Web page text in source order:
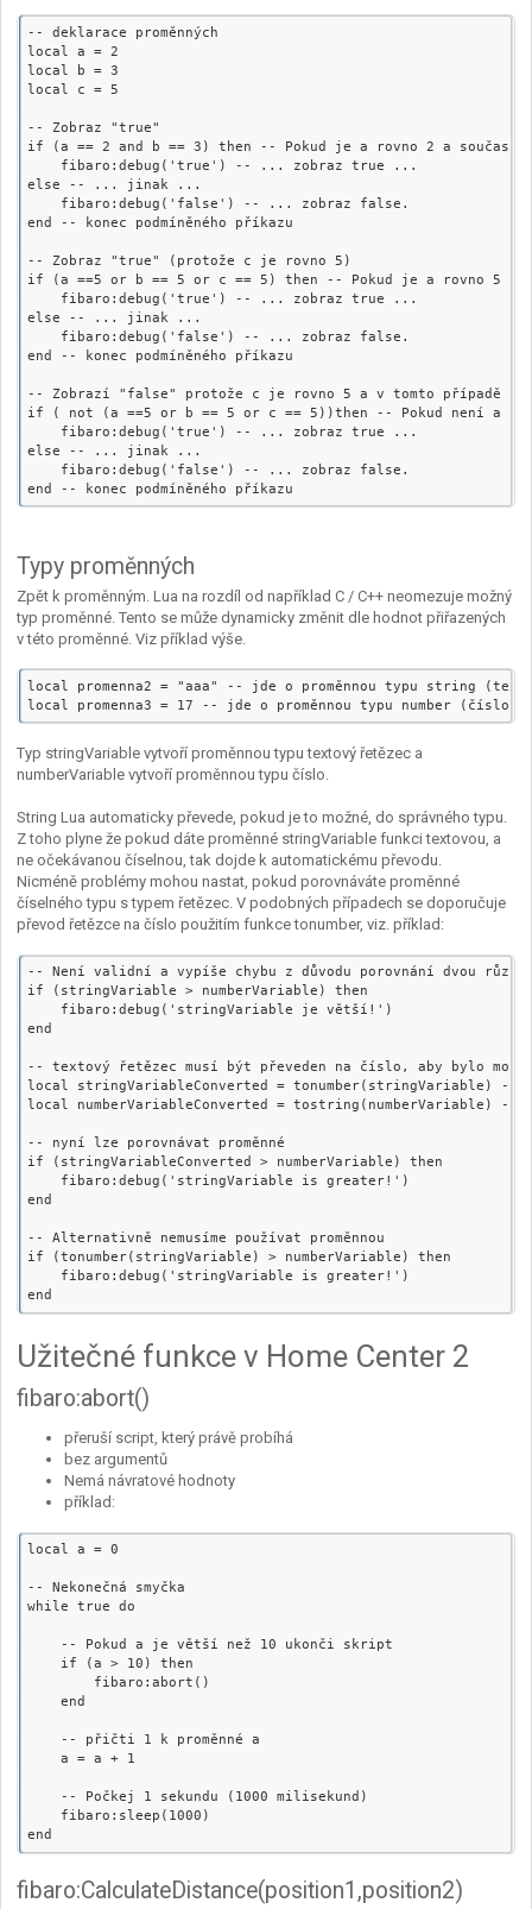
-- deklarace proměnných
local a = 2
local b = 3
local c = 5
-- Zobraz "true"
if (a == 2 and b == 3) then -- Pokud je a rovno 2 a
    fibaro:debug('true') -- ... zobraz true ...
else -- ... jinak ...
    fibaro:debug('false') -- ... zobraz false.
end -- konec podmíněného příkazu
-- Zobraz "true" (protože c je rovno 5)
if (a ==5 or b == 5 or c == 5) then -- Pokud je a rovno 5
    fibaro:debug('true') -- ... zobraz true ...
else -- ... jinak ...
    fibaro:debug('false') -- ... zobraz false.
end -- konec podmíněného příkazu
-- Zobrazí "false" protože c je rovno 5 a v tomto případě
if ( not (a ==5 or b == 5 or c == 5))then -- Pokud není a
    fibaro:debug('true') -- ... zobraz true ...
else -- ... jinak ...
    fibaro:debug('false') -- ... zobraz false.
Typy proměnných
Zpět k proměnným. Lua na rozdíl od například C / C++ neomezuje možný
typ proměnné. Tento se může dynamicky změnit dle hodnot přiřazených
v této proměnné. Viz příklad výše.
local promenna2 = "aaa" -- jde o proměnnou typu string
Typ stringVariable vytvoří proměnnou typu textový řetězec a
numberVariable vytvoří proměnnou typu číslo.
String Lua automaticky převede, pokud je to možné, do správného typu.
Z toho plyne že pokud dáte proměnné stringVariable funkci textovou, a
ne očekávanou číselnou, tak dojde k automatickému převodu.
Nicméně problémy mohou nastat, pokud porovnáváte proměnné
číselného typu s typem řetězec. V podobných případech se doporučuje
převod řetězce na číslo použitím funkce tonumber, viz. příklad:
-- Není validní a vypíše chybu z důvodu porovnání dvou
if (stringVariable > numberVariable) then
    fibaro:debug('stringVariable je větší!')
end
-- textový řetězec musí být převeden na číslo, aby bylo
local stringVariableConverted = tonumber(stringVariable) --
local numberVariableConverted = tostring(numberVariable) --
-- nyní lze porovnávat proměnné
if (stringVariableConverted > numberVariable) then
    fibaro:debug('stringVariable is greater!')
end
-- Alternativně nemusíme používat proměnnou
if (tonumber(stringVariable) > numberVariable) then
    fibaro:debug('stringVariable is greater!')
Užitečné funkce v Home Center 2
fibaro:abort()
přeruší script, který právě probíhá
bez argumentů
Nemá návratové hodnoty
příklad:
local a = 0
-- Nekonečná smyčka
while true do
    -- Pokud a je větší než 10 ukonči skript
    if (a > 10) then
        fibaro:abort()
    end
    -- přičti 1 k proměnné a
    a = a + 1
    -- Počkej 1 sekundu (1000 milisekund)
    fibaro:sleep(1000)
fibaro:CalculateDistance(position1,position2)